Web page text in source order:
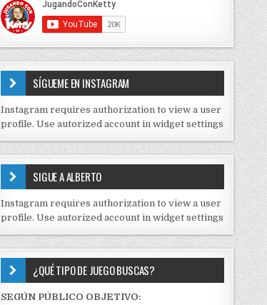
E
C
N
T
I
D
S
E
J
C
K
SÍGUEME EN INSTAGRAM
Instagram requires authorization to view a user
profile. Use autorized account in widget settings
SIGUE A ALBERTO
Instagram requires authorization to view a user
profile. Use autorized account in widget settings
¿QUÉ TIPO DE JUEGO BUSCAS?
SEGÚN PÚBLICO OBJETIVO: